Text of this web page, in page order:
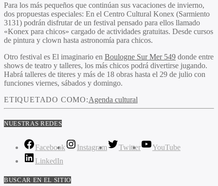
Para los más pequeños que continúan sus vacaciones de invierno,
dos propuestas especiales: En el Centro Cultural Konex (Sarmiento
3131) podrán disfrutar de un festival pensado para ellos llamado
«Konex para chicos» cargado de actividades gratuitas. Desde cursos
de pintura y clown hasta astronomía para chicos.
Otro festival es El imaginario en Boulogne Sur Mer 549 donde entre
shows de teatro y talleres, los más chicos podrá divertirse jugando.
Habrá talleres de titeres y más de 18 obras hasta el 29 de julio con
funciones viernes, sábados y domingo.
ETIQUETADO COMO:Agenda cultural
NUESTRAS REDES
Facebook Instagram Twitter
YouTube
LinkedIn
BUSCAR EN EL SITIO